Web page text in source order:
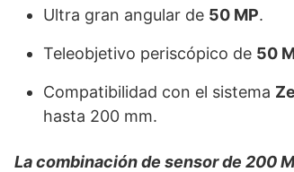
Ultra gran angular de 50 MP.
Teleobjetivo periscópico de 50
Compatibilidad con el sistema
hasta 200 mm.
La combinación de sensor de 200